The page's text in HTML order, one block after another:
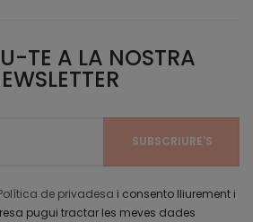
TE A LA NOSTRA
de privadesa i consento lliurement i
pugui tractar les meves dades